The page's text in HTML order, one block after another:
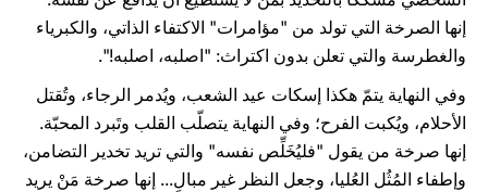
إنها الصرخة التي تولد من "مؤامرات" الاكتفاء الذاتي، والكبرياء
والغطرسة والتي تعلن بدون اكتراث: "اصلبه، اصلبه!".
وفي النهاية يتمّ هكذا إسكات عيد الشعب، ويُدمر الرجاء، وتُقتل
الأحلام، ويُكبت الفرح؛ وفي النهاية يتصلّب القلب وتَبرد المحبّة.
إنها صرخة من يقول "فليُخَلِّص نفسه" والتي تريد تخدير التضامن،
وإطفاء المُثُل العُليا، وجعل النظر غير مبالٍ... إنها صرخة مَنْ يريد